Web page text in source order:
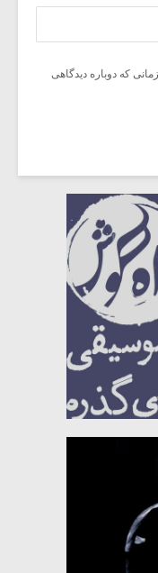
که دوباره دیدگاهی